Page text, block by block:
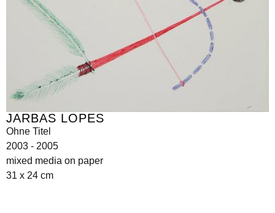
JARBAS LOPES
Ohne Titel
2003 - 2005
mixed media on paper
31 x 24 cm